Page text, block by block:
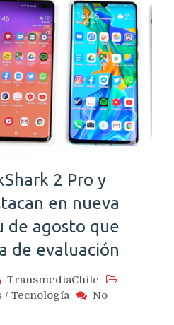
2 Pro y
en nueva
de agosto que
de evaluación
TransmediaChile
/ Tecnología
No